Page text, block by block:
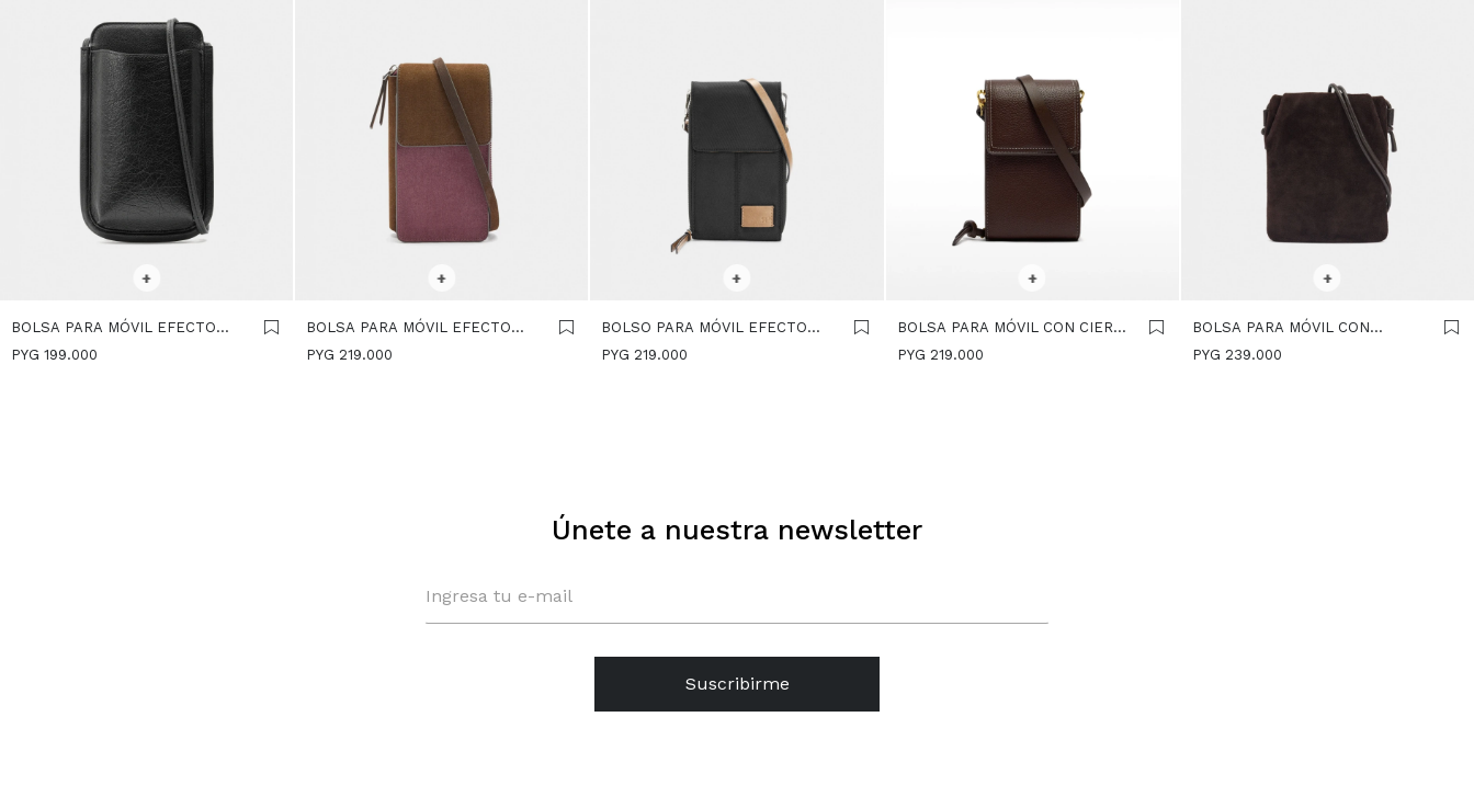
+
BOLSA PARA MÓVIL EFECTO
CRAQUELADO - NEGRO
PYG 199.000
+
BOLSA PARA MÓVIL EFECTO
PIEL - BURDEOS
PYG 219.000
+
BOLSO PARA MÓVIL EFECTO
NYLON - NEGRO
PYG 219.000
+
BOLSA PARA MÓVIL CON CIERRE
DE SOLAPA - MARRON
PYG 219.000
+
BOLSA PARA MÓVIL CON
DETALLES DE PIEL - MARRON
PYG 239.000
Únete a nuestra newsletter
Suscribirme